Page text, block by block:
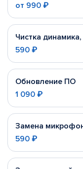
от 990 ₽
Чистка
590 ₽
Обновление ПО
1 090 ₽
Замена
590 ₽